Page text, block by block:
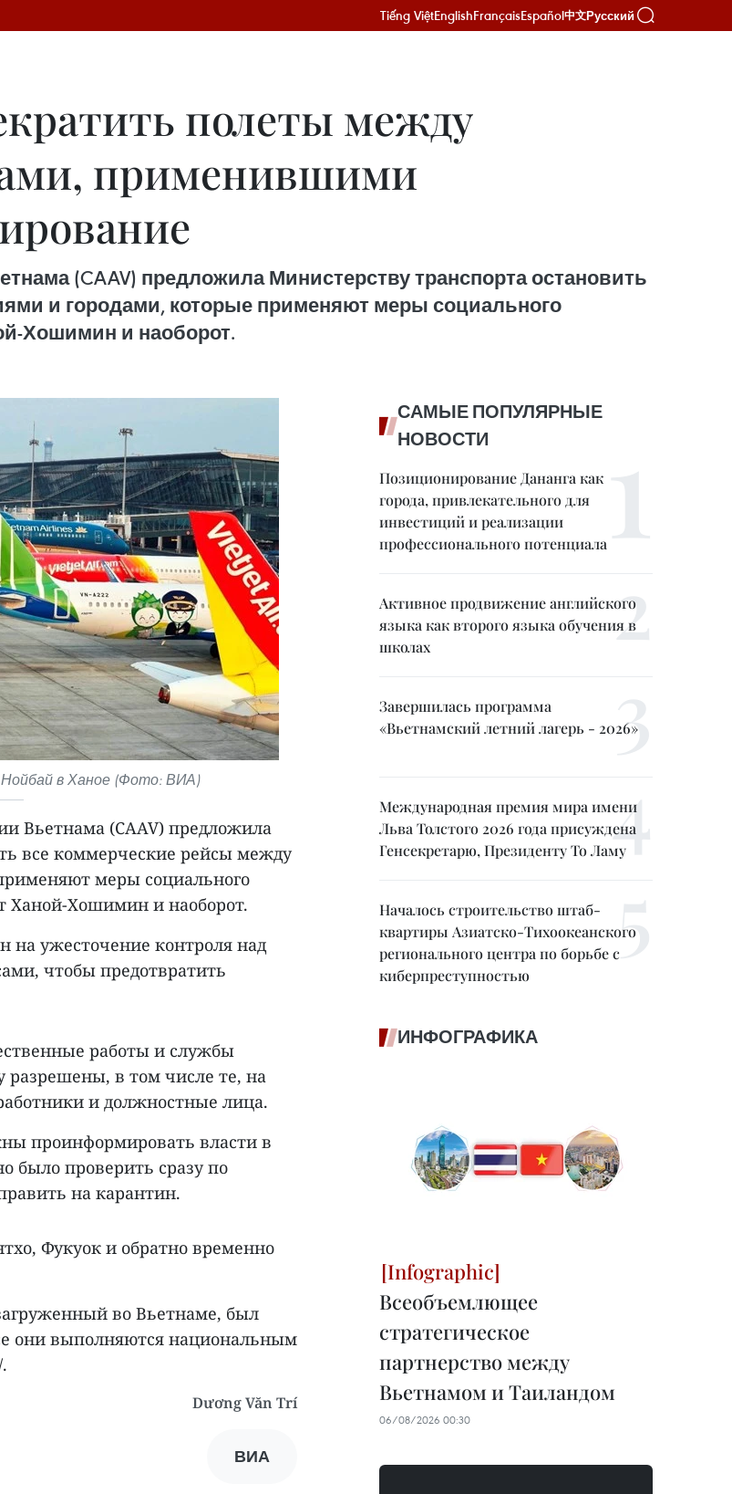
Tiếng ViệtEnglishFrançaisEspañol中文Русский
полеты между
применившими
(CAAV) предложила Министерству транспорта остановить
и городами, которые применяют меры социального
Хошимин и наоборот.
в Ханое (Фото: ВИА)
Вьетнама (CAAV) предложила
все коммерческие рейсы между
меры социального
Ханой-Хошимин и наоборот.
на ужесточение контроля над
чтобы предотвратить
работы и службы
разрешены, в том числе те, на
и должностные лица.
проинформировать власти в
было проверить сразу по
на карантин.
Фукуок и обратно временно
во Вьетнаме, был
они выполняются национальным
Dương Văn Trí
ВИА
САМЫЕ ПОПУЛЯРНЫЕ
НОВОСТИ
Позиционирование Дананга как
города, привлекательного для
инвестиций и реализации
профессионального потенциала
Активное продвижение английского
языка как второго языка обучения в
школах
Завершилась программа
«Вьетнамский летний лагерь - 2026»
Международная премия мира имени
Льва Толстого 2026 года присуждена
Генсекретарю, Президенту То Ламу
Началось строительство штаб-
квартиры Азиатско-Тихоокеанского
регионального центра по борьбе с
киберпреступностью
ИНФОГРАФИКА
Всеобъемлющее
стратегическое
партнерство между
Вьетнамом и Таиландом
06/08/2026 00:30